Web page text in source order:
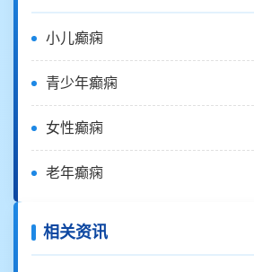
小儿癫痫
青少年癫痫
女性癫痫
老年癫痫
相关资讯